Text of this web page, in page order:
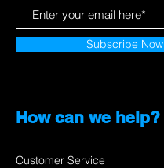
Subscribe Now
How can we help?
Customer Service